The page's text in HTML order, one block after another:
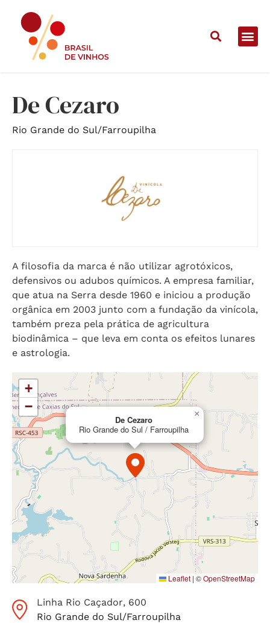
De Cezaro
Rio Grande do Sul/Farroupilha
A filosofia da marca é não utilizar agrotóxicos,
defensivos ou adubos químicos. A empresa familiar,
que atua na Serra desde 1960 e iniciou a produção
orgânica em 2003 junto com a fundação da vinícola,
também preza pela prática de agricultura
biodinâmica – que leva em conta os efeitos lunares
e astrologia.
De Cezaro
Rio Grande do Sul / Farroupilha
×
+
−
Leaflet | ©OpenStreetMap
Linha Rio Caçador, 600
Rio Grande do Sul/Farroupilha